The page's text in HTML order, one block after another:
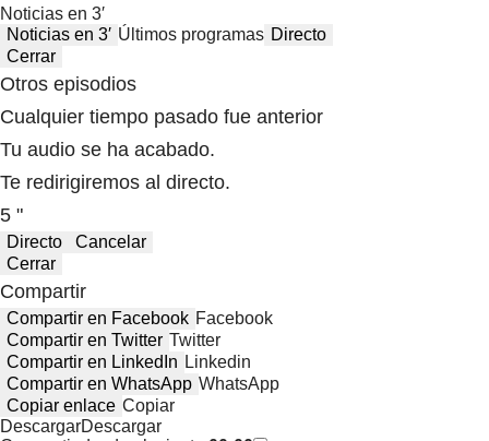
Noticias en 3′
Noticias en 3′ Últimos programas Directo
Cerrar
Otros episodios
Cualquier tiempo pasado fue anterior
Tu audio se ha acabado.
Te redirigiremos al directo.
5 "
Directo
Cancelar
Cerrar
Compartir
Compartir en Facebook Facebook
Compartir en Twitter Twitter
Compartir en LinkedIn Linkedin
Compartir en WhatsApp WhatsApp
Copiar enlace Copiar
DescargarDescargar